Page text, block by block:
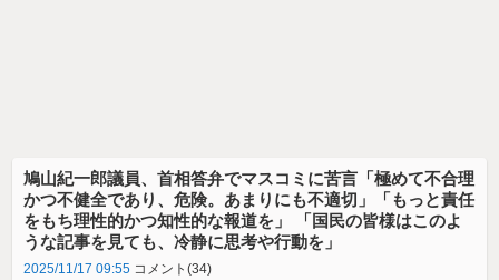
鳩山紀一郎議員、首相答弁でマスコミに苦言「極めて不合理
かつ不健全であり、危険。あまりにも不適切」「もっと責任
をもち理性的かつ知性的な報道を」 「国民の皆様はこのよ
うな記事を見ても、冷静に思考や行動を」
2025/11/17 09:55 コメント(34)